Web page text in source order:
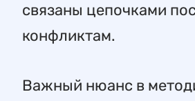
связаны цепочками
конфликтам.
Важный нюанс в